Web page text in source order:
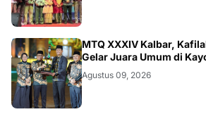
KALBAR
MTQ XXXIV Kalbar,
Gelar Juara Umum di
Agustus 09, 2026